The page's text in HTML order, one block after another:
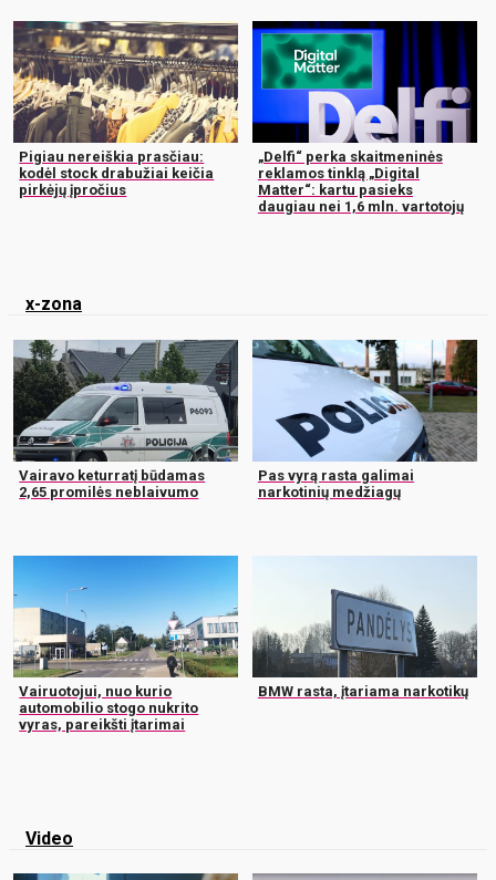
Pigiau nereiškia prasčiau:
kodėl stock drabužiai keičia
pirkėjų įpročius
„Delfi“ perka skaitmeninės
reklamos tinklą „Digital
Matter“: kartu pasieks
daugiau nei 1,6 mln. vartotojų
x-zona
Vairavo keturratį būdamas
2,65 promilės neblaivumo
Pas vyrą rasta galimai
narkotinių medžiagų
Vairuotojui, nuo kurio
automobilio stogo nukrito
vyras, pareikšti įtarimai
BMW rasta, įtariama narkotikų
Video